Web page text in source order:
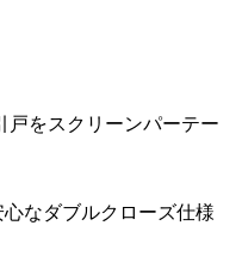
戸をスクリーンパーテー
なダブルクローズ仕様